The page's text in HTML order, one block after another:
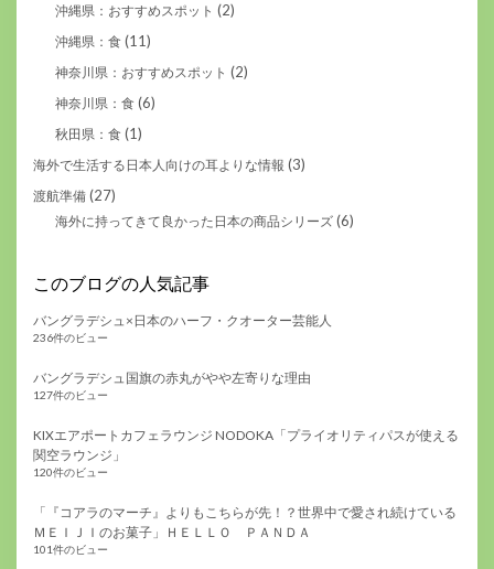
沖縄県：おすすめスポット (2)
沖縄県：食 (11)
神奈川県：おすすめスポット (2)
神奈川県：食 (6)
秋田県：食 (1)
海外で生活する日本人向けの耳よりな情報 (3)
渡航準備 (27)
海外に持ってきて良かった日本の商品シリーズ (6)
このブログの人気記事
バングラデシュ×日本のハーフ・クオーター芸能人
236件のビュー
バングラデシュ国旗の赤丸がやや左寄りな理由
127件のビュー
KIXエアポートカフェラウンジ NODOKA「プライオリティパスが使える
関空ラウンジ」
120件のビュー
「『コアラのマーチ』よりもこちらが先！？世界中で愛され続けている
ＭＥＩＪＩのお菓子」ＨＥＬＬＯ ＰＡＮＤＡ
101件のビュー